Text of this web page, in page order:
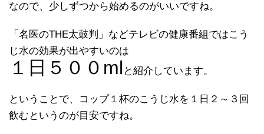
なので、少しずつから始めるのがいいですね。
「名医のTHE太鼓判」などテレビの健康番組ではこう
じ水の効果が出やすいのは
１日５００ml と紹介しています。
ということで、コップ１杯のこうじ水を１日２～３回
飲むというのが目安ですね。